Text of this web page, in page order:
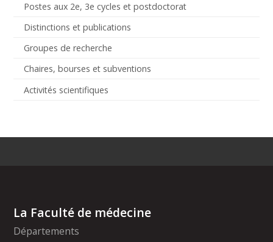
Postes aux 2e, 3e cycles et postdoctorat
Distinctions et publications
Groupes de recherche
Chaires, bourses et subventions
Activités scientifiques
La Faculté de médecine
Départements